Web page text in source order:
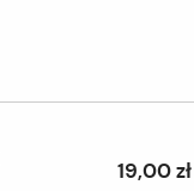
19,00 zł